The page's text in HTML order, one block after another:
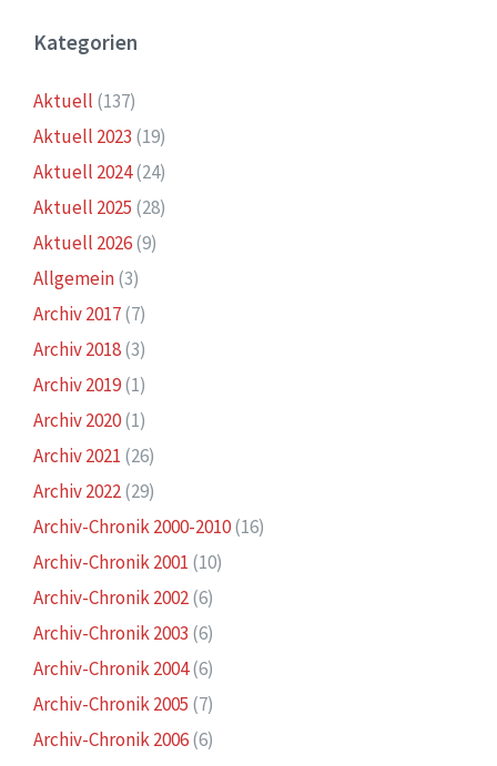
Kategorien
Aktuell (137)
Aktuell 2023 (19)
Aktuell 2024(24)
Aktuell 2025 (28)
Aktuell 2026(9)
Allgemein(3)
Archiv 2017(7)
Archiv 2018(3)
Archiv 2019(1)
Archiv 2020(1)
Archiv 2021 (26)
Archiv 2022(29)
Archiv-Chronik 2000-2010(16)
Archiv-Chronik 2001 (10)
Archiv-Chronik 2002(6)
Archiv-Chronik 2003 (6)
Archiv-Chronik 2004(6)
Archiv-Chronik 2005 (7)
Archiv-Chronik 2006(6)